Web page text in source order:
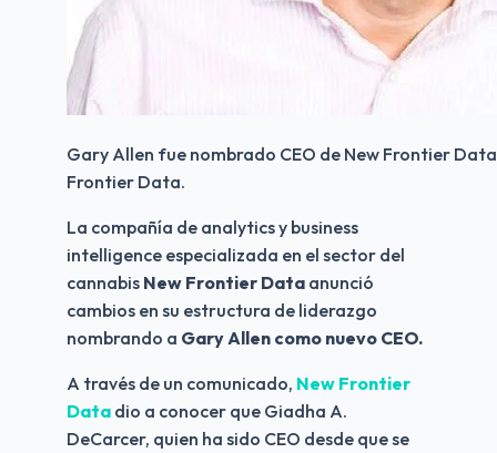
Gary Allen fue nombrado CEO de New Frontier
Frontier Data.
La compañía de analytics y business
intelligence especializada en el sector del
cannabis New Frontier Data anunció
cambios en su estructura de liderazgo
nombrando a Gary Allen como nuevo CEO.
A través de un comunicado, New Frontier
Data dio a conocer que Giadha A.
DeCarcer, quien ha sido CEO desde que se